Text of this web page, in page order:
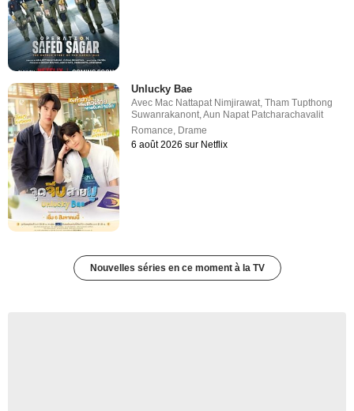
Unlucky Bae
Avec Mac Nattapat Nimjirawat ,Tham Tupthong
Suwanrakanont ,Aun Napat Patcharachavalit
Romance Drame
6 août 2026 sur Netflix
Nouvelles séries en ce moment à la TV